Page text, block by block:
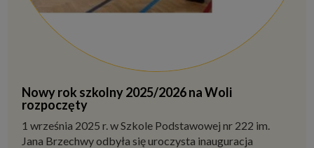
Nowy rok szkolny 2025/2026 na Woli
rozpoczęty
1 września 2025 r. w Szkole Podstawowej nr 222 im.
Jana Brzechwy odbyła się uroczysta inauguracja